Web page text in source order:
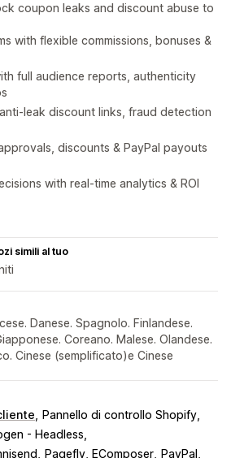
coupon leaks and discount abuse to
with flexible commissions, bonuses &
full audience reports, authenticity
leak discount links, fraud detection
discounts & PayPal payouts
with real-time analytics & ROI
simili al tuo
Danese. Spagnolo. Finlandese.
Coreano. Malese. Olandese.
Cinese (semplificato)e Cinese
Pannello di controllo Shopify
- Headless
Pagefly, EComposer
PayPal